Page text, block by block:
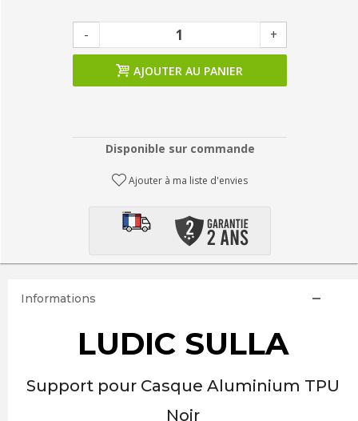
- +
AJOUTER AU PANIER
Disponible sur commande
Ajouter à ma liste d'envies
Informations
LUDIC SULLA
Support pour Casque Aluminium TPU
Noir